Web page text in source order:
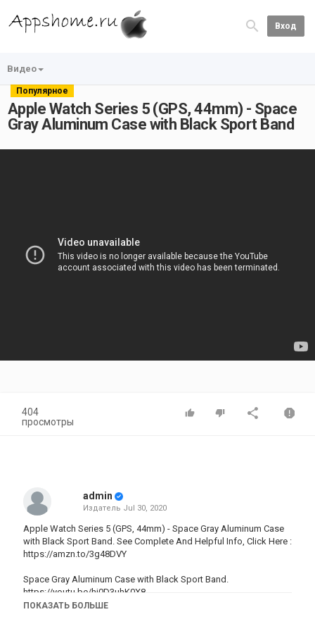
Вход
Видео
Популярное
Apple Watch Series 5 (GPS, 44mm) - Space
Gray Aluminum Case with Black Sport Band
404
просмотры
admin
Издатель Jul 30, 2020
Apple Watch Series 5 (GPS, 44mm) - Space Gray Aluminum Case
with Black Sport Band. See Complete And Helpful Info, Click Here :
https://amzn.to/3g48DVY
Space Gray Aluminum Case with Black Sport Band.
https://youtu.be/hj0D3uhK0X8
ПОКАЗАТЬ БОЛЬШЕ